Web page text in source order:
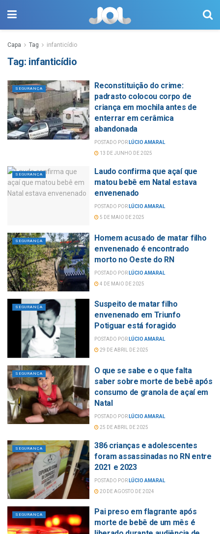
Capa Tag infanticídio
Tag: infanticídio
SEGURANÇA
Reconstituição do crime:
padrasto colocou corpo de
criança em mochila antes de
enterrar em cerâmica
abandonada
POSTADO POR LÚCIO AMARAL
13 DE JUNHO DE 2025
SEGURANÇA
Laudo confirma que açaí que
matou bebê em Natal estava
envenenado
POSTADO POR LÚCIO AMARAL
5 DE MAIO DE 2025
SEGURANÇA
Homem acusado de matar filho
envenenado é encontrado
morto no Oeste do RN
POSTADO POR LÚCIO AMARAL
4 DE MAIO DE 2025
SEGURANÇA
Suspeito de matar filho
envenenado em Triunfo
Potiguar está foragido
POSTADO POR LÚCIO AMARAL
29 DE ABRIL DE 2025
SEGURANÇA
O que se sabe e o que falta
saber sobre morte de bebê após
consumo de granola de açaí em
Natal
POSTADO POR LÚCIO AMARAL
25 DE ABRIL DE 2025
SEGURANÇA
386 crianças e adolescentes
foram assassinadas no RN entre
2021 e 2023
POSTADO POR LÚCIO AMARAL
20 DE AGOSTO DE 2024
SEGURANÇA
Pai preso em flagrante após
morte de bebê de um mês é